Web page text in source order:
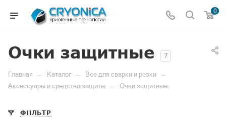
0
Очки защитные 7
Главная — Каталог — Все для сварки и резки —
Аксессуары и средства защиты — Очки защитные
ФИЛЬТР